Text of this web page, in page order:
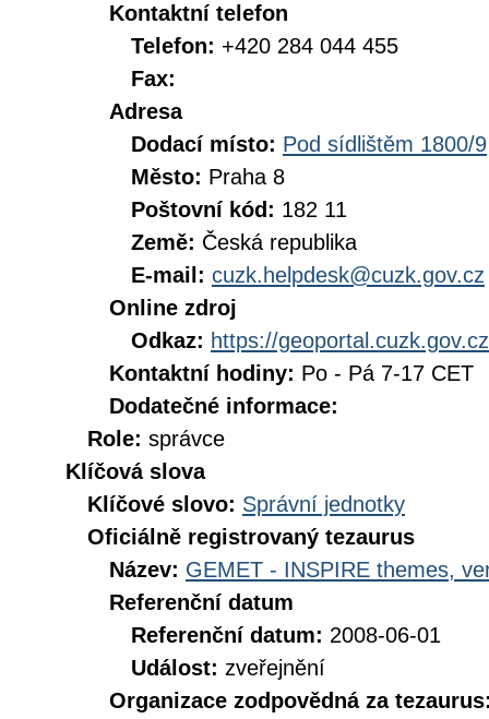
Kontaktní telefon
Telefon: +420 284 044 455
Fax:
Adresa
Dodací místo: Pod sídlištěm 1800/9
Město: Praha 8
Poštovní kód: 182 11
Země: Česká republika
E-mail: cuzk.helpdesk@cuzk.gov.cz
Online zdroj
Odkaz: https://geoportal.cuzk.gov.cz
Kontaktní hodiny: Po - Pá 7-17 CET
Dodatečné informace:
Role: správce
Klíčová slova
Klíčové slovo: Správní jednotky
Oficiálně registrovaný tezaurus
Název: GEMET - INSPIRE themes,
Referenční datum
Referenční datum: 2008-06-01
Událost: zveřejnění
Organizace zodpovědná za